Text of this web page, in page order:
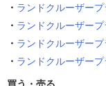
ランドクルーザー
ランドクルーザー
ランドクルーザー
ランドクルーザー